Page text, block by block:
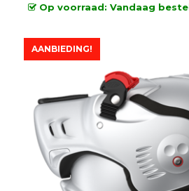
Op voorraad: Vandaag
AANBIEDING!